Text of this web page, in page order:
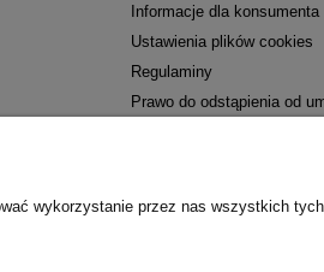
Informacje dla konsumenta
Ustawienia plików cookies
Regulaminy
Prawo do odstąpienia od
karną art. 115 - 119 ustawy z dnia 4
1994 r. Nr 16, poz. 93].
wykorzystanie przez nas wszystkich